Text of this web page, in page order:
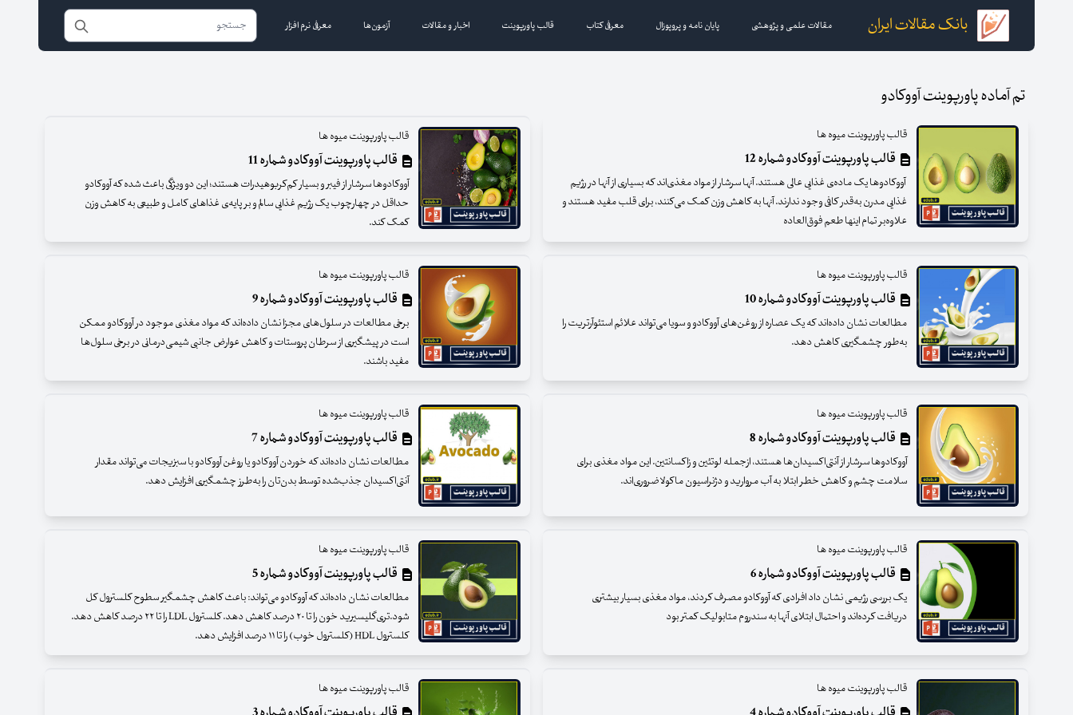
بانک مقالات ایران مقالات علمی و پژوهشی پایان نامه و پروپوزال معرفی کتاب قالب پاورپوینت اخبار و مقالات آزمون‌ها معرفی نرم افزار
تم آماده پاورپوینت آووکادو
قالب پاورپوینت میوه ها
قالب پاورپوینت آووکادو شماره 12
آووکادوها یک ماده‌ی غذایی عالی هستند. آنها سرشار از مواد مغذی‌اند که بسیاری از آنها در رژیم
غذایی مدرن به‌قدر کافی وجود ندارند. آنها به کاهش وزن کمک می‌کنند، برای قلب مفید هستند و
علاوه‌بر تمام اینها طعم فوق‌العاده
قالب پاورپوینت میوه ها
قالب پاورپوینت آووکادو شماره 11
آووکادوها سرشار از فیبر و بسیار کم‌کربوهیدرات هستند؛ این دو ویژگی باعث شده که آووکادو
حداقل در چهارچوب یک رژیم غذایی سالم و بر پایه‌ی غذاهای کامل و طبیعی به کاهش وزن
کمک کند.
قالب پاورپوینت میوه ها
قالب پاورپوینت آووکادو شماره 10
مطالعات نشان داده‌اند که یک عصاره از روغن‌های آووکادو و سویا می‌تواند علائم استئوآرتریت را
به‌طور چشمگیری کاهش دهد.
قالب پاورپوینت میوه ها
قالب پاورپوینت آووکادو شماره 9
برخی مطالعات در سلول‌های مجزا نشان داده‌اند که مواد مغذی موجود در آووکادو ممکن
است در پیشگیری از سرطان پروستات و کاهش عوارض جانبی شیمی‌درمانی در برخی سلول‌ها
مفید باشند.
قالب پاورپوینت میوه ها
قالب پاورپوینت آووکادو شماره 8
آووکادوها سرشار از آنتی‌اکسیدان‌ها هستند، ازجمله لوتئین و زاکسانتین. این مواد مغذی برای
سلامت چشم و کاهش خطر ابتلا به آب مروارید و دژنراسیون ماکولا ضروری‌‌اند.
قالب پاورپوینت میوه ها
قالب پاورپوینت آووکادو شماره 7
مطالعات نشان داده‌اند که خوردن آووکادو یا روغن آووکادو با سبزیجات می‌تواند مقدار
آنتی‌اکسیدان جذب‌شده توسط بدن‌تان را به‌طرز چشمگیری افزایش دهد.
قالب پاورپوینت میوه ها
قالب پاورپوینت آووکادو شماره 6
یک بررسی رژیمی نشان داد افرادی که آووکادو مصرف کردند، مواد مغذی بسیار بیشتری
دریافت کرده‌اند و احتمال ابتلای آنها به سندروم متابولیک کمتر بود
قالب پاورپوینت میوه ها
قالب پاورپوینت آووکادو شماره 5
مطالعات نشان داده‌اند که آووکادو می‌‌تواند: باعث کاهش چشمگیر سطوح کلسترول کل
شود.تری‌گلیسیرید خون را تا ۲۰ درصد کاهش دهد. کلسترول LDL را تا ۲۲ درصد کاهش دهد.
کلسترول HDL (کلسترول خوب) را تا ۱۱ درصد افزایش دهد.
قالب پاورپوینت میوه ها قالب پاورپوینت میوه ها